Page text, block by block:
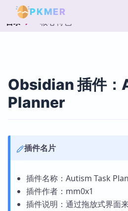
PKMER
目录 核心特色
Obsidian 插件
Planner
插件名片
插件名称：Autism Task
插件作者：mm0x1
插件说明：通过拖放式界面